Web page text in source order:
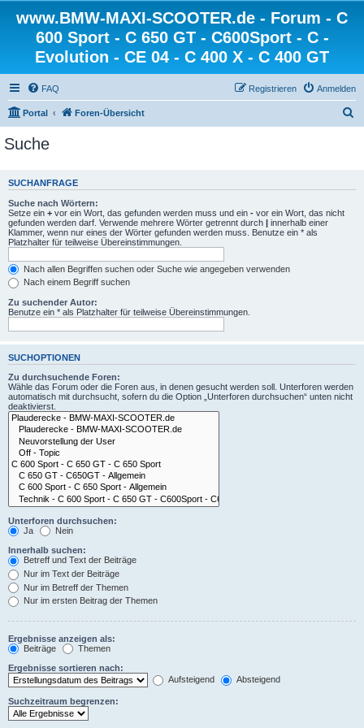
www.BMW-MAXI-SCOOTER.de - Forum - C
600 Sport - C 650 GT - C600Sport - C -
Evolution - CE 04 - C 400 X - C 400 GT
FAQ Anmelden
Registrieren
Portal Foren-Übersicht
e
Suche
SUCHANFRAGE
Suche nach Wörtern:
Setze ein + vor ein Wort, das gefunden werden muss und ein - vor ein Wort, das nicht
gefunden werden darf. Verwende mehrere Wörter getrennt durch | innerhalb einer
Klammer, wenn nur eines der Wörter gefunden werden muss. Benutze ein * als
Platzhalter für teilweise Übereinstimmungen.
Nach allen Begriffen suchen oder Suche wie angegeben verwenden
Nach einem Begriff suchen
Zu suchender Autor:
Benutze ein * als Platzhalter für teilweise Übereinstimmungen.
SUCHOPTIONEN
Zu durchsuchende Foren:
Wähle das Forum oder die Foren aus, in denen gesucht werden soll. Unterforen werden
automatisch mit durchsucht, sofern du die Option „Unterforen durchsuchen“ unten nicht
deaktivierst.
Unterforen durchsuchen:
Ja
Nein
Innerhalb suchen:
Betreff und Text der Beiträge
Nur im Text der Beiträge
Nur im Betreff der Themen
Nur im ersten Beitrag der Themen
Ergebnisse anzeigen als:
Beiträge
Themen
Ergebnisse sortieren nach:
Aufsteigend
Absteigend
Suchzeitraum begrenzen: